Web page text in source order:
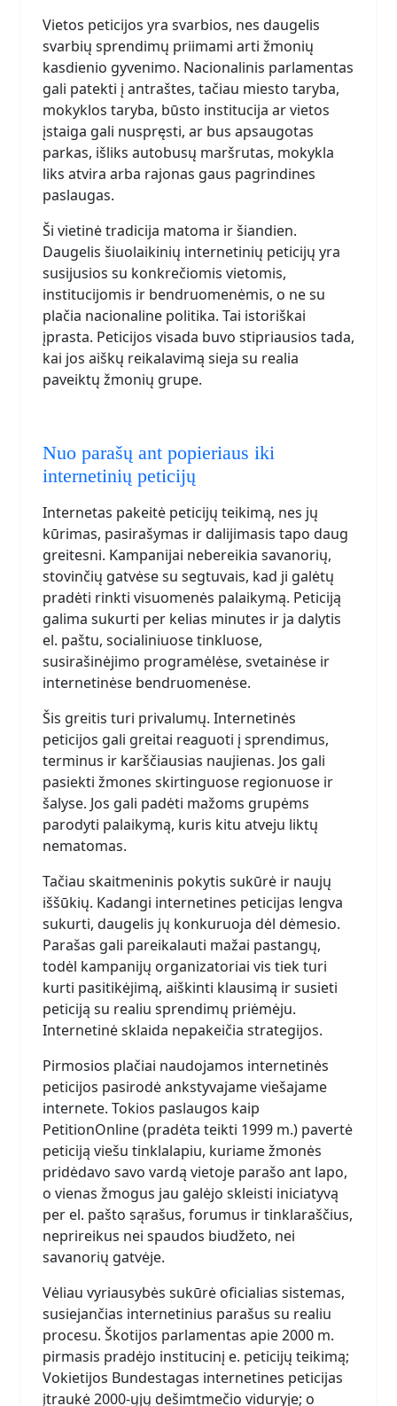
Vietos peticijos yra svarbios, nes daugelis
svarbių sprendimų priimami arti žmonių
kasdienio gyvenimo. Nacionalinis parlamentas
gali patekti į antraštes, tačiau miesto taryba,
mokyklos taryba, būsto institucija ar vietos
įstaiga gali nuspręsti, ar bus apsaugotas
parkas, išliks autobusų maršrutas, mokykla
liks atvira arba rajonas gaus pagrindines
paslaugas.
Ši vietinė tradicija matoma ir šiandien.
Daugelis šiuolaikinių internetinių peticijų yra
susijusios su konkrečiomis vietomis,
institucijomis ir bendruomenėmis, o ne su
plačia nacionaline politika. Tai istoriškai
įprasta. Peticijos visada buvo stipriausios tada,
kai jos aiškų reikalavimą sieja su realia
paveiktų žmonių grupe.
Nuo parašų ant popieriaus iki
internetinių peticijų
Internetas pakeitė peticijų teikimą, nes jų
kūrimas, pasirašymas ir dalijimasis tapo daug
greitesni. Kampanijai nebereikia savanorių,
stovinčių gatvėse su segtuvais, kad ji galėtų
pradėti rinkti visuomenės palaikymą. Peticiją
galima sukurti per kelias minutes ir ja dalytis
el. paštu, socialiniuose tinkluose,
susirašinėjimo programėlėse, svetainėse ir
internetinėse bendruomenėse.
Šis greitis turi privalumų. Internetinės
peticijos gali greitai reaguoti į sprendimus,
terminus ir karščiausias naujienas. Jos gali
pasiekti žmones skirtinguose regionuose ir
šalyse. Jos gali padėti mažoms grupėms
parodyti palaikymą, kuris kitu atveju liktų
nematomas.
Tačiau skaitmeninis pokytis sukūrė ir naujų
iššūkių. Kadangi internetines peticijas lengva
sukurti, daugelis jų konkuruoja dėl dėmesio.
Parašas gali pareikalauti mažai pastangų,
todėl kampanijų organizatoriai vis tiek turi
kurti pasitikėjimą, aiškinti klausimą ir susieti
peticiją su realiu sprendimų priėmėju.
Internetinė sklaida nepakeičia strategijos.
Pirmosios plačiai naudojamos internetinės
peticijos pasirodė ankstyvajame viešajame
internete. Tokios paslaugos kaip
PetitionOnline (pradėta teikti 1999 m.) pavertė
peticiją viešu tinklalapiu, kuriame žmonės
pridėdavo savo vardą vietoje parašo ant lapo,
o vienas žmogus jau galėjo skleisti iniciatyvą
per el. pašto sąrašus, forumus ir tinklaraščius,
neprireikus nei spaudos biudžeto, nei
savanorių gatvėje.
Vėliau vyriausybės sukūrė oficialias sistemas,
susiejančias internetinius parašus su realiu
procesu. Škotijos parlamentas apie 2000 m.
pirmasis pradėjo institucinį e. peticijų teikimą;
Vokietijos Bundestagas internetines peticijas
įtraukė 2000-ųjų dešimtmečio viduryje; o